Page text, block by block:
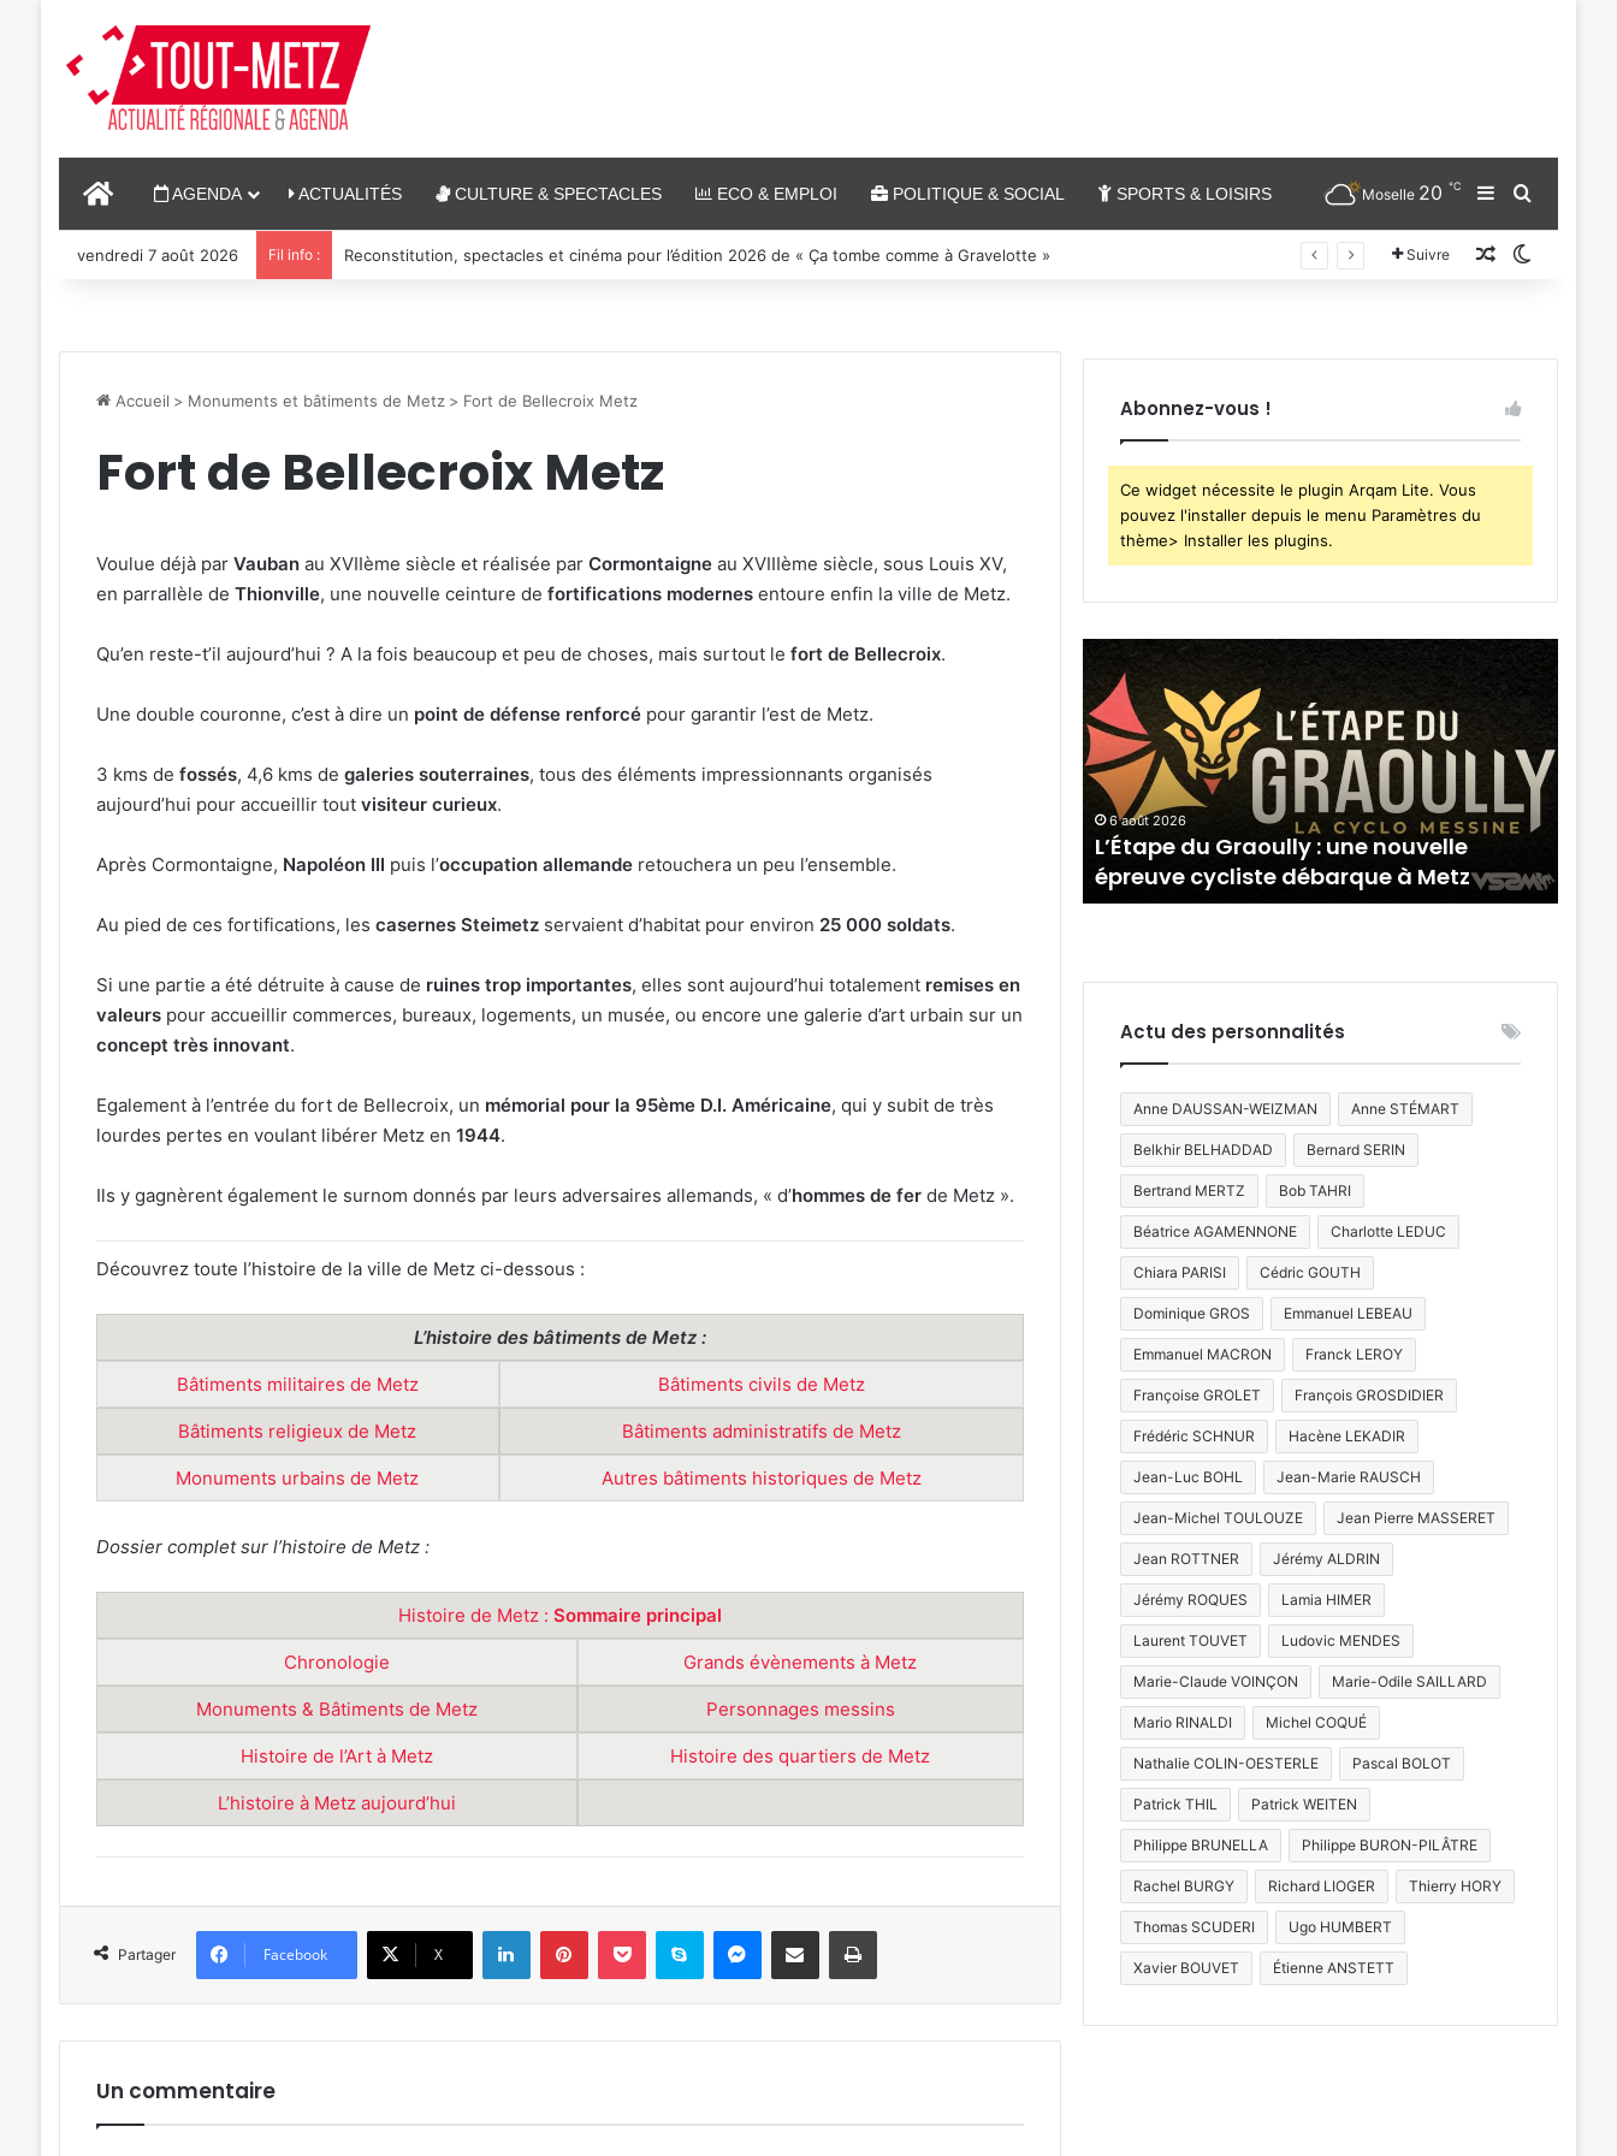
ACCUEILAGENDA ACTUALITÉS CULTURE & SPECTACLES ECO & EMPLOI POLITIQUE & SOCIAL SPORTS & LOISIRS Moselle 20℃ SidebarChercher
vendredi 7 août 2026 Fil info : Reconstitution, spectacles et cinéma pour l’édition 2026 de « Ça tombe comme à Gravelotte » Suivre Un article au
Accueil > Monuments et bâtiments de Metz > Fort de Bellecroix Metz
Fort de Bellecroix Metz
Voulue déjà par Vaubanau XVIIème siècle et réalisée par Cormontaigneau XVIIIème siècle, sous Louis XV,
en parrallèle de Thionville, une nouvelle ceinture de fortifications modernesentoure enfin la ville de Metz.
Qu’en reste-t’il aujourd’hui ? A la fois beaucoup et peu de choses, mais surtout le fort de Bellecroix.
Une double couronne, c’est à dire un point de défense renforcépour garantir l’est de Metz.
3 kms de fossés, 4,6 kms de galeries souterraines, tous des éléments impressionnants organisés
aujourd’hui pour accueillir tout visiteur curieux.
Après Cormontaigne, Napoléon III puis l’occupation allemanderetouchera un peu l’ensemble.
Au pied de ces fortifications, les casernes Steimetz servaient d’habitat pour environ 25 000 soldats.
Si une partie a été détruite à cause de ruines trop importantes, elles sont aujourd’hui totalement remises en
valeurspour accueillir commerces, bureaux, logements, un musée, ou encore une galerie d’art urbain sur un
concept très innovant.
Egalement à l’entrée du fort de Bellecroix, un mémorial pour la 95ème D.I. Américaine, qui y subit de très
lourdes pertes en voulant libérer Metz en 1944.
Ils y gagnèrent également le surnom donnés par leurs adversaires allemands, « d’hommes de ferde Metz ».
Découvrez toute l’histoire de la ville de Metz ci-dessous :
L’histoire des bâtiments de Metz :
Bâtiments militaires de Metz Bâtiments civils de Metz
Bâtiments religieux de Metz Bâtiments administratifs de Metz
Monuments urbains de Metz Autres bâtiments historiques de Metz
Dossier complet sur l’histoire de Metz :
Histoire de Metz : Sommaire principal
Chronologie Grands évènements à Metz
Monuments & Bâtiments de Metz Personnages messins
Histoire de l’Art à Metz Histoire des quartiers de Metz
L’histoire à Metz aujourd’hui
Partager Facebook X
LinkedinPinterestPocket Skype Messenger
Partager par e-mail Imprimer
Un commentaire
Abonnez-vous !
Ce widget nécessite le plugin Arqam Lite. Vous
pouvez l'installer depuis le menu Paramètres du
thème> Installer les plugins.
Tout-
sports
combat
:
de
semaine
Metz
juillet
2026)
Tout-Metz, armée, sports de combat : 7
2026)
Reconstitution,
cinéma
l’édition
Ça
comme
Gravelotte
comme à Gravelotte »
Graoully
:
une
nouvelle
épreuve
cycliste
débarque
Metz
6 août 2026
L’Étape du Graoully : une nouvelle
épreuve cycliste débarque à Metz
au
Actu des personnalités
Anne DAUSSAN-WEIZMAN Anne STÉMART
Belkhir BELHADDAD Bernard SERIN
Bertrand MERTZ Bob TAHRI
Béatrice AGAMENNONE Charlotte LEDUC
Chiara PARISI Cédric GOUTH
Dominique GROS Emmanuel LEBEAU
Emmanuel MACRON Franck LEROY
Françoise GROLET François GROSDIDIER
Frédéric SCHNUR Hacène LEKADIR
Jean-Luc BOHL Jean-Marie RAUSCH
Jean-Michel TOULOUZE Jean Pierre MASSERET
Jean ROTTNER Jérémy ALDRIN
Jérémy ROQUES Lamia HIMER
Laurent TOUVET Ludovic MENDES
Marie-Claude VOINÇON Marie-Odile SAILLARD
Mario RINALDI Michel COQUÉ
Nathalie COLIN-OESTERLE Pascal BOLOT
Patrick THIL Patrick WEITEN
Philippe BRUNELLA Philippe BURON-PILÂTRE
Rachel BURGY Richard LIOGER Thierry HORY
Thomas SCUDERI Ugo HUMBERT
Xavier BOUVET Étienne ANSTETT